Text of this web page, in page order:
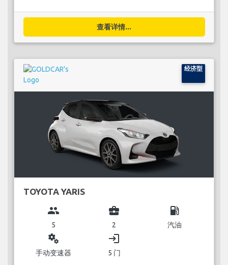
查看详情...
经济型
TOYOTA YARIS
group
5
business_center
2
local_gas_station
汽油
miscellaneous_services
手动变速器
login
5 门